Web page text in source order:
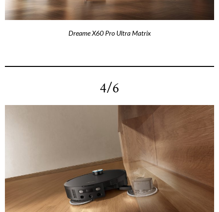
Dreame X60 Pro Ultra Matrix
4/6